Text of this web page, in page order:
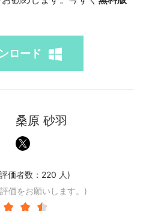
ロード
桑原 砂羽
価者数： 220 人)
価をお願いします。)